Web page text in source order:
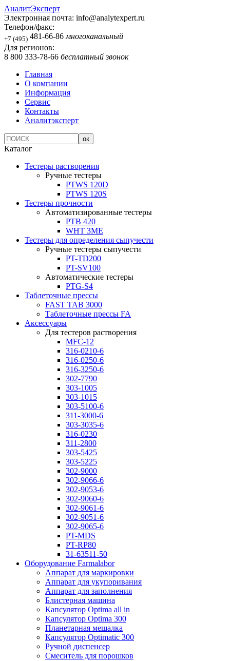
АналитЭксперт
Электронная почта: info@analytexpert.ru
Телефон/факс:
+7 (495) 481-66-86 многоканальный
Для регионов:
8 800 333-78-66 бесплатный звонок
Главная
О компании
Информация
Сервис
Контакты
Аналитэксперт
Каталог
Тестеры растворения
Ручные тестеры
PTWS 120D
PTWS 120S
Тестеры прочности
Автоматизированные тестеры
PTB 420
WHT 3ME
Тестеры для определения сыпучести
Ручные тестеры сыпучести
PT-TD200
PT-SV100
Автоматические тестеры
PTG-S4
Таблеточные прессы
FAST TAB 3000
Таблеточные прессы FA
Аксессуары
Для тестеров растворения
MFC-12
316-0210-6
316-0250-6
316-3250-6
302-7790
303-1005
303-1015
303-5100-6
311-3000-6
303-3035-6
316-0230
311-2800
303-5425
303-5225
302-9000
302-9066-6
302-9053-6
302-9060-6
302-9061-6
302-9051-6
302-9065-6
PT-MDS
PT-RP80
31-63511-50
Оборудование Farmalabor
Аппарат для маркировки
Аппарат для укупоривания
Аппарат для заполнения
Блистерная машина
Капсулятор Optima all in
Капсулятор Optima 300
Планетарная мешалка
Капсулятор Optimatic 300
Ручной диспенсер
Смеситель для порошков